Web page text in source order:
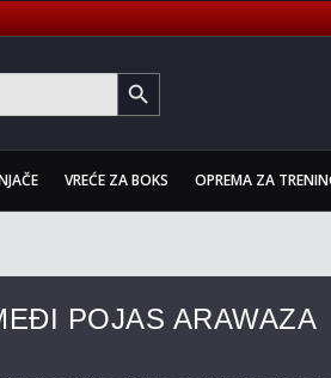
SEARCH BUTTON
VREĆE ZA BOKS OPREMA ZA
POJAS ARAWAZA